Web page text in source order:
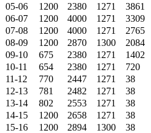
05-06
1200 2380 1271 3861
06-07
1200 4000 1271 3309
07-08
1200 4000 1271 2765
08-09
1200 2870 1300 2084
09-10
675 2380 1271 1402
10-11
654 2380 1271 720
11-12
770 2447 1271 38
12-13
781 2482 1271 38
13-14
802 2553 1271 38
14-15
1200 2658 1271 38
15-16
1200 2894 1300 38